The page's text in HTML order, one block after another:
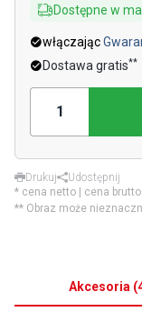
Dostępne w
włączając
Dostawa gratis**
Drukuj
Udostępnij
* cena netto | cena brutto
** Obraz może
Akcesoria (